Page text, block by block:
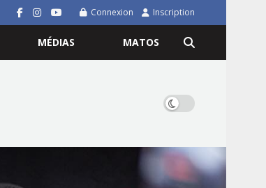
Connexion Inscription
MÉDIAS MATOS